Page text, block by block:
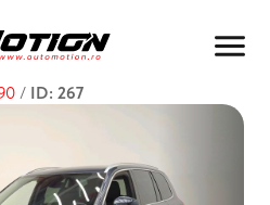
/ ID: 267